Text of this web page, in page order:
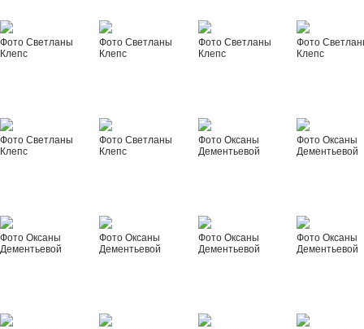
Фото Светланы
Клепс
Фото Светланы
Клепс
Фото Светланы
Клепс
Фото
Клепс
Фото Светланы
Клепс
Фото Светланы
Клепс
Фото Оксаны
Дементьевой
Фото Оксаны
Дементьевой
Фото Оксаны
Дементьевой
Фото Оксаны
Дементьевой
Фото Оксаны
Дементьевой
Фото Оксаны
Дементьевой